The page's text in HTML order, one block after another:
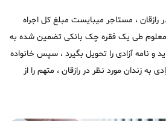
رازقان ، مستاجر میبایست مبلغ کل اجراه
معلوم طی یک فقره چک بانکی تضمین شده به
و نامه آزادی را تحویل بگیرد ، سپس خانواده
به زندان مورد نظر در رازقان ، متهم را از